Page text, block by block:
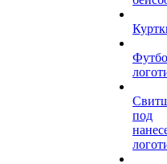
под